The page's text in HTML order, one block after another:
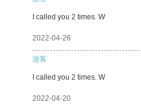
I called you 2 times. W
2022-04-26
游客
I called you 2 times. W
2022-04-20